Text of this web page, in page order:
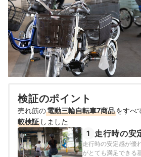
検証のポイント
売れ筋の電動三輪自転車7商品をすべ
較検証 しました
1
走行時の安
走行時の安定感が優
がとても満足できる